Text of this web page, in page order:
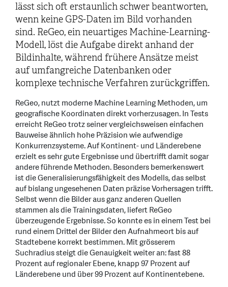
lässt sich oft erstaunlich schwer beantworten,
wenn keine GPS-Daten im Bild vorhanden
sind. ReGeo, ein neuartiges Machine-Learning-
Modell, löst die Aufgabe direkt anhand der
Bildinhalte, während frühere Ansätze meist
auf umfangreiche Datenbanken oder
komplexe technische Verfahren zurückgriffen.
ReGeo, nutzt moderne Machine Learning Methoden, um
geografische Koordinaten direkt vorherzusagen. In Tests
erreicht ReGeo trotz seiner vergleichsweisen einfachen
Bauweise ähnlich hohe Präzision wie aufwendige
Konkurrenzsysteme. Auf Kontinent- und Länderebene
erzielt es sehr gute Ergebnisse und übertrifft damit sogar
andere führende Methoden. Besonders bemerkenswert
ist die Generalisierungsfähigkeit des Modells, das selbst
auf bislang ungesehenen Daten präzise Vorhersagen trifft.
Selbst wenn die Bilder aus ganz anderen Quellen
stammen als die Trainingsdaten, liefert ReGeo
überzeugende Ergebnisse. So konnte es in einem Test bei
rund einem Drittel der Bilder den Aufnahmeort bis auf
Stadtebene korrekt bestimmen. Mit grösserem
Suchradius steigt die Genauigkeit weiter an: fast 88
Prozent auf regionaler Ebene, knapp 97 Prozent auf
Länderebene und über 99 Prozent auf Kontinentebene.